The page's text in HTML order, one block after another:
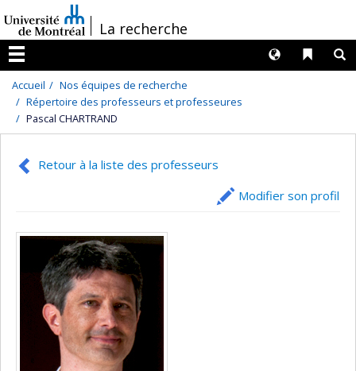
au
contenu
/La recherche
Menu
Liens
Langues
Accueil
Nos équipes de recherche
Répertoire des professeurs et professeures
Pascal CHARTRAND
Retour à la liste des professeurs
Modifier son profil